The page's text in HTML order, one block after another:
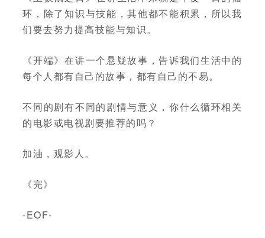
环，除了知识与技能，其他都不能积累，所以我
们要去努力提高技能与知识。
《开端》在讲一个悬疑故事，告诉我们生活中的
每个人都有自己的故事，都有自己的不易。
不同的剧有不同的剧情与意义，你什么循环相关
的电影或电视剧要推荐的吗？
加油，观影人。
《完》
-EOF-